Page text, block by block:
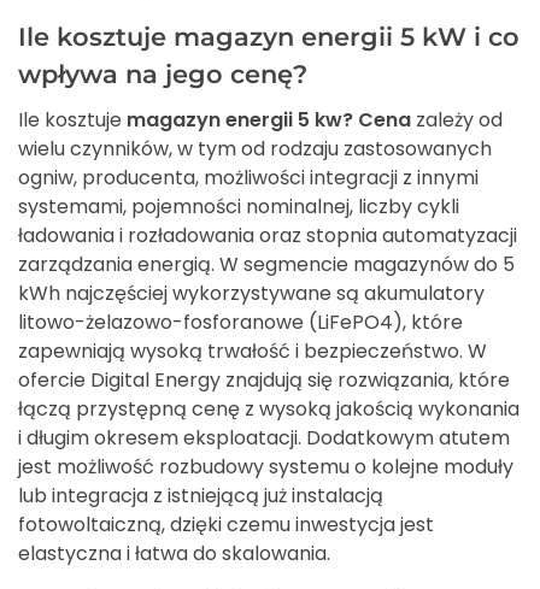
Ile kosztuje magazyn energii 5 kW i co
wpływa na jego cenę?
Ile kosztuje magazyn energii 5 kw? Cena zależy od
wielu czynników, w tym od rodzaju zastosowanych
ogniw, producenta, możliwości integracji z innymi
systemami, pojemności nominalnej, liczby cykli
ładowania i rozładowania oraz stopnia automatyzacji
zarządzania energią. W segmencie magazynów do 5
kWh najczęściej wykorzystywane są akumulatory
litowo-żelazowo-fosforanowe (LiFePO4), które
zapewniają wysoką trwałość i bezpieczeństwo. W
ofercie Digital Energy znajdują się rozwiązania, które
łączą przystępną cenę z wysoką jakością wykonania
i długim okresem eksploatacji. Dodatkowym atutem
jest możliwość rozbudowy systemu o kolejne moduły
lub integracja z istniejącą już instalacją
fotowoltaiczną, dzięki czemu inwestycja jest
elastyczna i łatwa do skalowania.